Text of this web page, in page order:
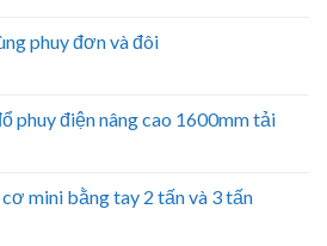
phuy đơn và đôi
phuy điện nâng cao 1600mm tải
mini bằng tay 2 tấn và 3 tấn